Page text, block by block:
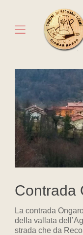
Contrada
La contrada
della vallata
strada che da